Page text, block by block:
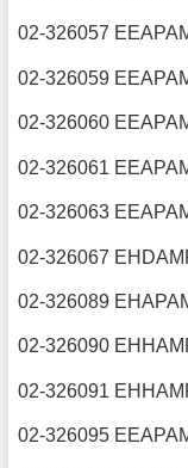
02-326057
02-326059
02-326060
02-326061
02-326063
02-326067
02-326089
02-326090
02-326091
02-326095